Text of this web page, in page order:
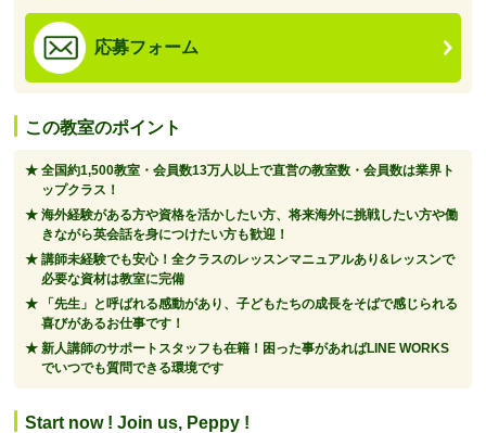
応募フォーム
この教室のポイント
全国約1,500教室・会員数13万人以上で直営の教室数・会員数は業界ト
ップクラス！
海外経験がある方や資格を活かしたい方、将来海外に挑戦したい方や働
きながら英会話を身につけたい方も歓迎！
講師未経験でも安心！全クラスのレッスンマニュアルあり&レッスンで
必要な資材は教室に完備
「先生」と呼ばれる感動があり、子どもたちの成長をそばで感じられる
喜びがあるお仕事です！
新人講師のサポートスタッフも在籍！困った事があればLINE WORKS
でいつでも質問できる環境です
Start now ! Join us, Peppy !